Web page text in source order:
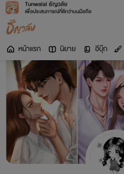
Tunwalai ธัญวลัย
เพื่อประสบการณ์ที่ดีกว่าบนมือถือ
หน้าแรก นิยาย อีบุ๊ก